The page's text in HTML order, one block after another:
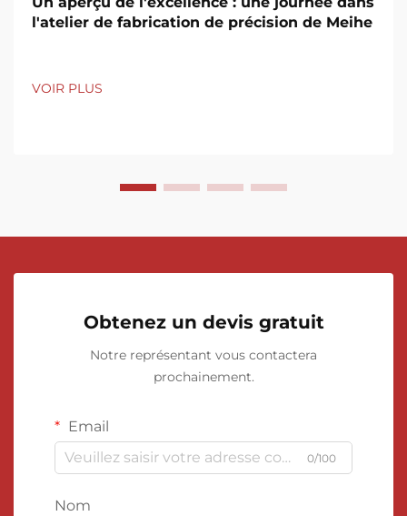
l'atelier de fabrication de précision de Meihe
VOIR PLUS
Obtenez un devis gratuit
Notre représentant vous contactera
prochainement.
Email
0/100
Nom